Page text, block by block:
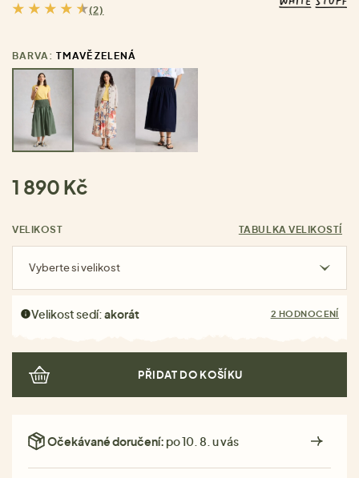
(2)
BARVA: TMAVĚ ZELENÁ
1 890 Kč
VELIKOST TABULKA VELIKOSTÍ
Vyberte si velikost
Velikost sedí:akorát 2 HODNOCENÍ
PŘIDAT DO KOŠÍKU
Očekávané doručení: po 10. 8. u vás